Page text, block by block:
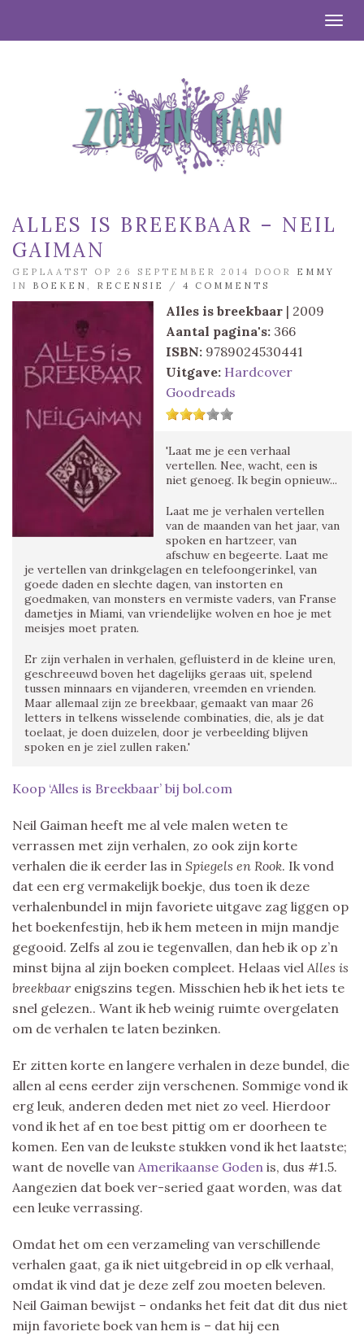
ALLES IS BREEKBAAR – NEIL
GAIMAN
GEPLAATST OP 26 SEPTEMBER 2014 DOOR EMMY
IN BOEKEN RECENSIE / 4 COMMENTS
Alles is breekbaar | 2009
Aantal pagina's: 366
ISBN: 9789024530441
Uitgave: Hardcover
Goodreads
'Laat me je een verhaal
vertellen. Nee, wacht, een is
niet genoeg. Ik begin opnieuw...
Laat me je verhalen vertellen
van de maanden van het jaar, van
spoken en hartzeer, van
afschuw en begeerte. Laat me
je vertellen van drinkgelagen en telefoongerinkel, van
goede daden en slechte dagen, van instorten en
goedmaken, van monsters en vermiste vaders, van Franse
dametjes in Miami, van vriendelijke wolven en hoe je met
meisjes moet praten.
Er zijn verhalen in verhalen, gefluisterd in de kleine uren,
geschreeuwd boven het dagelijks geraas uit, spelend
tussen minnaars en vijanderen, vreemden en vrienden.
Maar allemaal zijn ze breekbaar, gemaakt van maar 26
letters in telkens wisselende combinaties, die, als je dat
toelaat, je doen duizelen, door je verbeelding blijven
spoken en je ziel zullen raken.'
Koop ‘Alles is Breekbaar’ bij bol.com
Neil Gaiman heeft me al vele malen weten te
verrassen met zijn verhalen, zo ook zijn korte
verhalen die ik eerder las in Spiegels en Rook. Ik vond
dat een erg vermakelijk boekje, dus toen ik deze
verhalenbundel in mijn favoriete uitgave zag liggen op
het boekenfestijn, heb ik hem meteen in mijn mandje
gegooid. Zelfs al zou ie tegenvallen, dan heb ik op z’n
minst bijna al zijn boeken compleet. Helaas viel Alles is
breekbaarenigszins tegen. Misschien heb ik het iets te
snel gelezen.. Want ik heb weinig ruimte overgelaten
om de verhalen te laten bezinken.
Er zitten korte en langere verhalen in deze bundel, die
allen al eens eerder zijn verschenen. Sommige vond ik
erg leuk, anderen deden met niet zo veel. Hierdoor
vond ik het af en toe best pittig om er doorheen te
komen. Een van de leukste stukken vond ik het laatste;
want de novelle van Amerikaanse Goden is, dus #1.5.
Aangezien dat boek ver-seried gaat worden, was dat
een leuke verrassing.
Omdat het om een verzameling van verschillende
verhalen gaat, ga ik niet uitgebreid in op elk verhaal,
omdat ik vind dat je deze zelf zou moeten beleven.
Neil Gaiman bewijst – ondanks het feit dat dit dus niet
mijn favoriete boek van hem is – dat hij een